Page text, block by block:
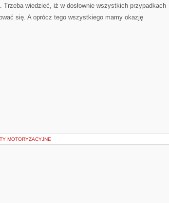
Trzeba wiedzieć, iż w dosłownie wszystkich przypadkach
się. A oprócz tego wszystkiego mamy okazję
MOTORYZACYJNE